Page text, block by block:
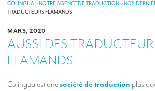
À PROPOS
RSE
Nos derniers projets
COLINGUA>NOTRE AGENCE DE TRADUCTION>NOS
TRADUCTEURS FLAMANDS
MARS, 2020
AUSSI DES
FLAMANDS
Colingua est une société de traduction plus